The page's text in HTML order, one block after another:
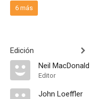
6 más
Edición
Neil MacDonald
Editor
John Loeffler